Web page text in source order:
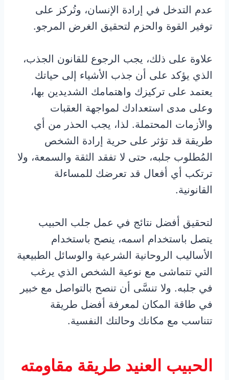
عدم التدخل في إرادة الإنسان، وتُركز على
توفير القوة والحزم لتحقيق الغرض المرجو.
علاوة على ذلك، يجب الرجوع للقانون الجذب،
الذي يؤكد على أن جذب الأشياء إلى حياتك
يعتمد على تركيزك واهتمامك الشديدين بها،
وعلى مدى استعدادك لمواجهة العقبات
والأزمات المحتملة. لذا، يجب الحذر من أي
طريقة قد تؤثر على حرية إرادة الشخص
المُطلوب جلبه، حتى لا تفقد الثقة والسمعة، ولا
ترتكب أي أفعال قد تعرضك للمساءلة
القانونية.
لتحقيق أفضل نتائج في عمل جلب الحبيب
يتصل باستخدام اسمه، ينصح باستخدام
الأساليب الروحانية الشرعية والوسائل الطبيعية
التي تتماشى مع نوعية الشخص الذي يرغب
في جلبه. ولا تنسَّى أن تنصح بالتواصل مع خبير
في طاقة المكان لمعرفة أفضل طريقة
تتناسب مع مكانك وحالتك النفسية.
الحبيب العنيد طريقة مقاومته